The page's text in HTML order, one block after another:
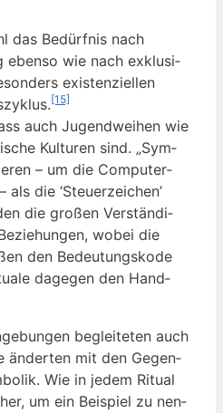
das Bedürf­nis nach
eben­so wie nach exklu­si­
exis­ten­zi­el­len
[15]
auch Jugend­wei­hen wie
Kul­tu­ren sind. „Sym­
– um die Com­pu­ter­
die ‘Steu­er­zei­chen’
die gro­ßen Ver­stän­di­
wobei die
den Bedeu­tungs­ko­de
dage­gen den Hand­
beglei­te­ten auch
änder­ten mit den Gegen­
Wie in jedem Ritu­al
um ein Bei­spiel zu nen­